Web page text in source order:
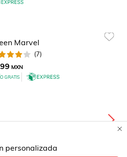
Marvel
(7)
MXN
GRATIS
personalizada